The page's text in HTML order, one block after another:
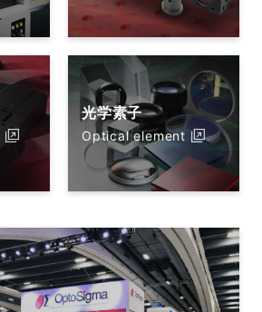
光学素子
Optical element